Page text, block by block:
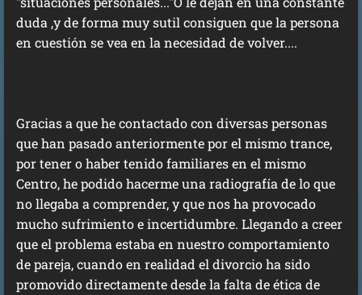
duda ,y de forma muy sutil consiguen que la persona
en cuestión se vea en la necesidad de volver....
Gracias a que he contactado con diversas personas
que han pasado anteriormente por el mismo trance,
por tener o haber tenido familiares en el mismo
Centro, he podido hacerme una radiografía de lo que
no llegaba a comprender, y que nos ha provocado
mucho sufrimiento e incertidumbre. Llegando a creer
que el problema estaba en nuestro comportamiento
de pareja, cuando en realidad el divorcio ha sido
promovido directamente desde la falta de ética de